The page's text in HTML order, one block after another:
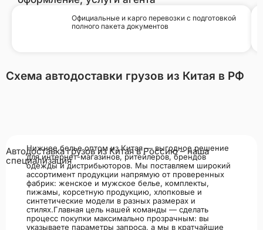
Официальные и карго перевозки с подготовкой
полного пакета документов
Схема автодоставки грузов из Китая в РФ
Нижнее белье оптом из Китая — выгодное решение
для интернет-магазинов, ритейлеров, брендов
одежды и дистрибьюторов. Мы поставляем широкий
ассортимент продукции напрямую от проверенных
фабрик: женское и мужское белье, комплекты,
пижамы, корсетную продукцию, хлопковые и
синтетические модели в разных размерах и
стилях.Главная цель нашей команды — сделать
процесс покупки максимально прозрачным: вы
указываете параметры запроса, а мы в кратчайшие
Автодоставка грузов из Китая в Россию – наша
специализация